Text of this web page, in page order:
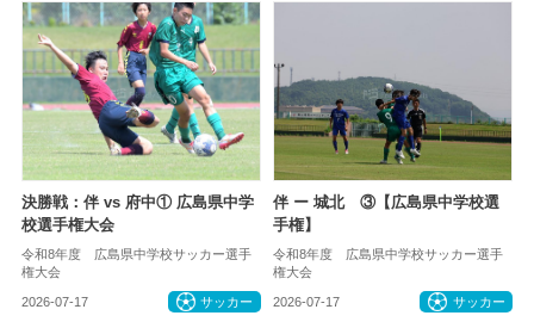
決勝戦：伴 vs 府中① 広島県中学
校選手権大会
令和8年度 広島県中学校サッカー選手
権大会
2026-07-17 サッカー
伴 ー 城北 ③【広島県中学校選
手権】
令和8年度 広島県中学校サッカー選手
権大会
2026-07-17 サッカー